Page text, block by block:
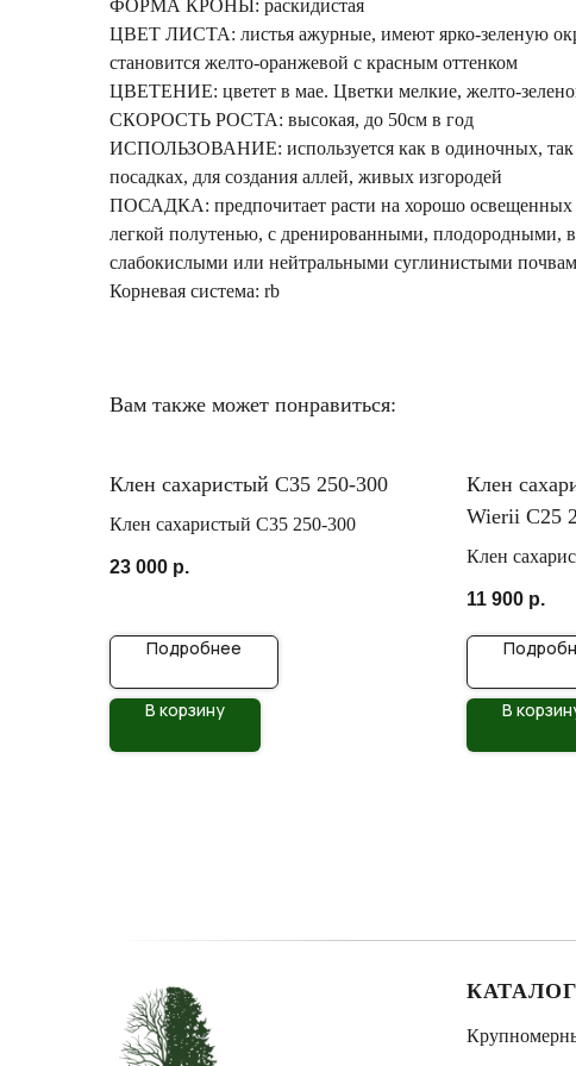
ФОРМА КРОНЫ: раскидистая
ЦВЕТ ЛИСТА: листья ажурные, имеют ярко-зеленую
становится желто-оранжевой с красным оттенком
ЦВЕТЕНИЕ: цветет в мае. Цветки мелкие, желто-
СКОРОСТЬ РОСТА: высокая, до 50см в год
ИСПОЛЬЗОВАНИЕ: используется как в одиночных, так
посадках, для создания аллей, живых изгородей
ПОСАДКА: предпочитает расти на хорошо освещенных
легкой полутенью, с дренированными, плодородными,
слабокислыми или нейтральными суглинистыми
Корневая система: rb
Вам также может понравиться:
Клен сахаристый C35 250-300
Клен сахаристый C35 250-300
23 000 р.
Подробнее
В корзину
Клен
Wierii C25
Клен
11 900 р.
В
КАТАЛОГ